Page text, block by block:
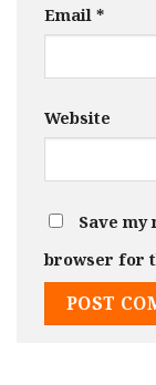
Email *
Website
Save my
browser for